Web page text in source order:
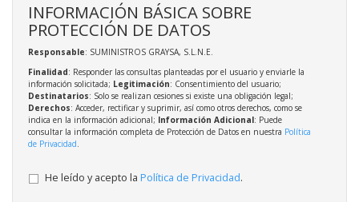
INFORMACIÓN BÁSICA SOBRE
PROTECCIÓN DE DATOS
Responsable: SUMINISTROS GRAYSA, S.L.N.E.
Finalidad: Responder las consultas planteadas por el usuario y enviarle la
información solicitada; Legitimación: Consentimiento del usuario;
Destinatarios: Solo se realizan cesiones si existe una obligación legal;
Derechos: Acceder, rectificar y suprimir, así como otros derechos, como se
indica en la información adicional; Información Adicional: Puede
consultar la información completa de Protección de Datos en nuestra Política
de Privacidad.
He leído y acepto la Política de Privacidad.